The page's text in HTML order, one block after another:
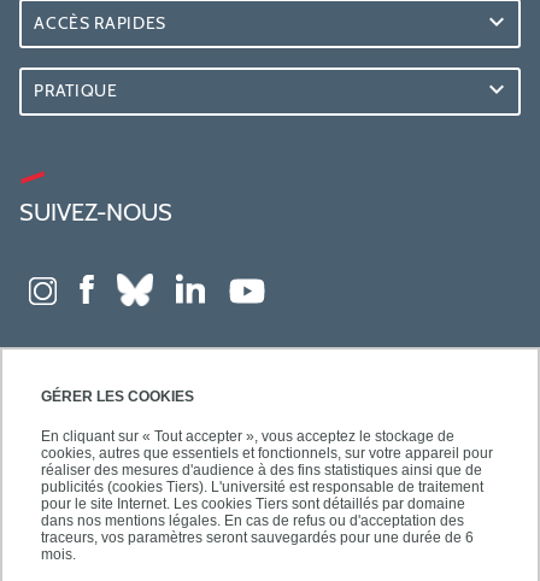
GÉRER LES COOKIES
En cliquant sur « Tout accepter », vous acceptez le stockage de
cookies, autres que essentiels et fonctionnels, sur votre appareil pour
réaliser des mesures d'audience à des fins statistiques ainsi que de
publicités (cookies Tiers). L'université est responsable de traitement
pour le site Internet. Les cookies Tiers sont détaillés par domaine
dans nos mentions légales. En cas de refus ou d'acceptation des
traceurs, vos paramètres seront sauvegardés pour une durée de 6
mois.
ACCÈS RAPIDES
PRATIQUE
SUIVEZ-NOUS